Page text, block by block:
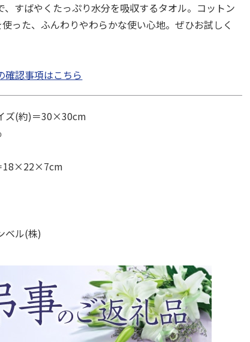
、すばやくたっぷり水分を吸収するタオル。コットン
った、ふんわりやわらかな使い心地。ぜひお試しく
確認事項はこちら
ズ(約)＝30×30cm
18×22×7cm
ベル(株)